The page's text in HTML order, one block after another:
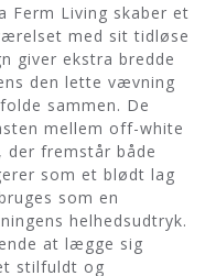
Living skaber et
med sit tidløse
giver ekstra bredde
den lette vævning
sammen. De
mellem off-white
fremstår både
som et blødt lag
som en
helhedsudtryk.
at lægge sig
stilfuldt og